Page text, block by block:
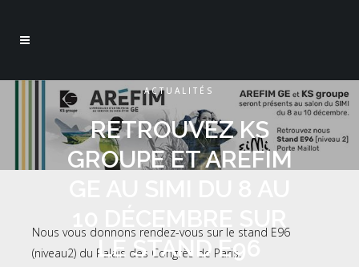
ACTUALITÉS
RETROUVEZ KS
GROUPE ET AREFIM
LE STAND E96
Nous vous donnons rendez-vous sur le stand E96
(niveau2) du Palais des Congrès de Paris.